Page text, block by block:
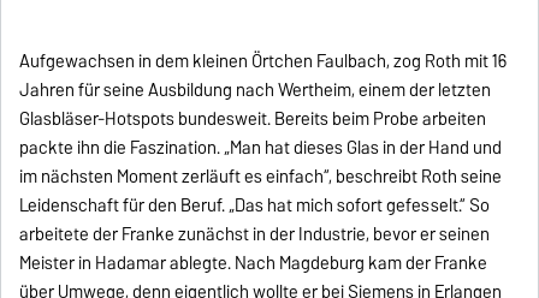
Aufgewachsen in dem kleinen Örtchen Faulbach, zog Roth mit 16
Jahren für seine Ausbildung nach Wertheim, einem der letzten
Glasbläser-Hotspots bundesweit. Bereits beim Probe arbeiten
packte ihn die Faszination. „Man hat dieses Glas in der Hand und
im nächsten Moment zerläuft es einfach“, beschreibt Roth seine
Leidenschaft für den Beruf. „Das hat mich sofort gefesselt.“ So
arbeitete der Franke zunächst in der Industrie, bevor er seinen
Meister in Hadamar ablegte. Nach Magdeburg kam der Franke
über Umwege, denn eigentlich wollte er bei Siemens in Erlangen